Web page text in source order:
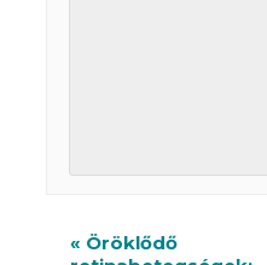
« Öröklődő